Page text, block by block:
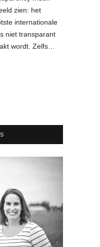
zien: het
internationale
niet transparant
wordt. Zelfs…